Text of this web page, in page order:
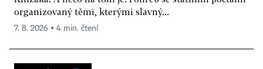
organizovaný těmi, kterými slavný...
7. 8. 2026 ▪ 4 min. čtení